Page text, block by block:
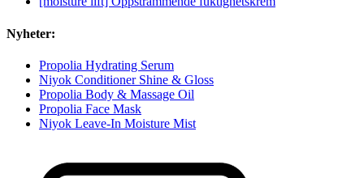
Nyheter:
Propolia Hydrating Serum
Niyok Conditioner Shine & Gloss
Propolia Body & Massage Oil
Propolia Face Mask
Niyok Leave-In Moisture Mist